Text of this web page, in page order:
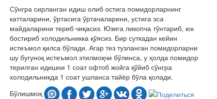
Сўнгра сирланган идиш олиб остига помидорларнинг
катталарини, ўртасига ўртачаларини, устига эса
майдаларини териб чиқасиз. Юзига ликопча тўнтариб, юк
бостириб холодильникка қўясиз. Бир суткадан кейин
истеъмол қилса бўлади. Агар тез тузланган помидорларни
шу бугуноқ истеъмол этилмоқчи бўлинса, у ҳолда помидор
терилган идишни 1 соат офтоб жойга қўйиб сўнгра
холодильникда 1 соат ушланса тайёр бўла қолади.
Бўлишмоқ